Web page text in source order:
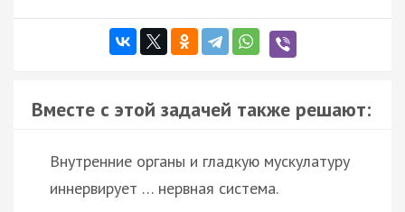
Вместе с этой задачей также решают:
Внутренние органы и гладкую мускулатуру
иннервирует … нервная система.